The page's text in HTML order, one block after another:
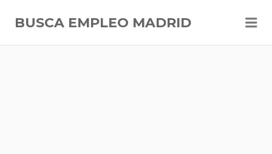
BUSCA EMPLEO MADRID